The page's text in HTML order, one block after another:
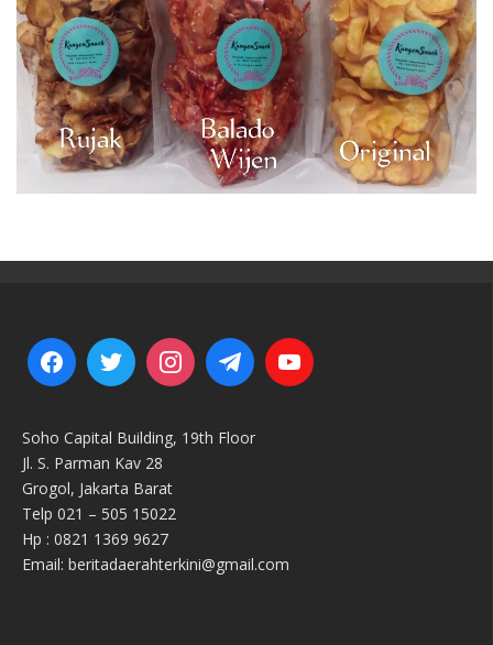
Soho Capital Building, 19th Floor
Jl. S. Parman Kav 28
Grogol, Jakarta Barat
Telp 021 – 505 15022
Hp : 0821 1369 9627
Email: beritadaerahterkini@gmail.com